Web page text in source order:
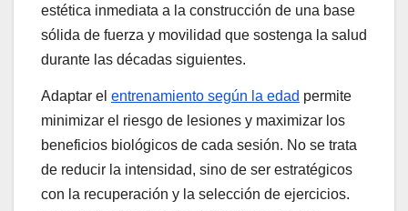
estética inmediata a la construcción de una base
sólida de fuerza y movilidad que sostenga la salud
durante las décadas siguientes.
Adaptar el entrenamiento según la edad permite
minimizar el riesgo de lesiones y maximizar los
beneficios biológicos de cada sesión. No se trata
de reducir la intensidad, sino de ser estratégicos
con la recuperación y la selección de ejercicios.